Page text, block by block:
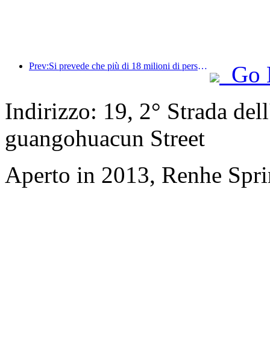
Prev:Si prevede che più di 18 milioni di persone entreranno e usciranno dal Paese durante i 9 giorni di festività della Festa di Primavera.
Go
Indirizzo: 19, 2° Strada
guangohuacun Street
Aperto in 2013, Renhe